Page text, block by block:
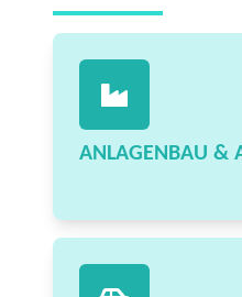
ANLAGENBAU &